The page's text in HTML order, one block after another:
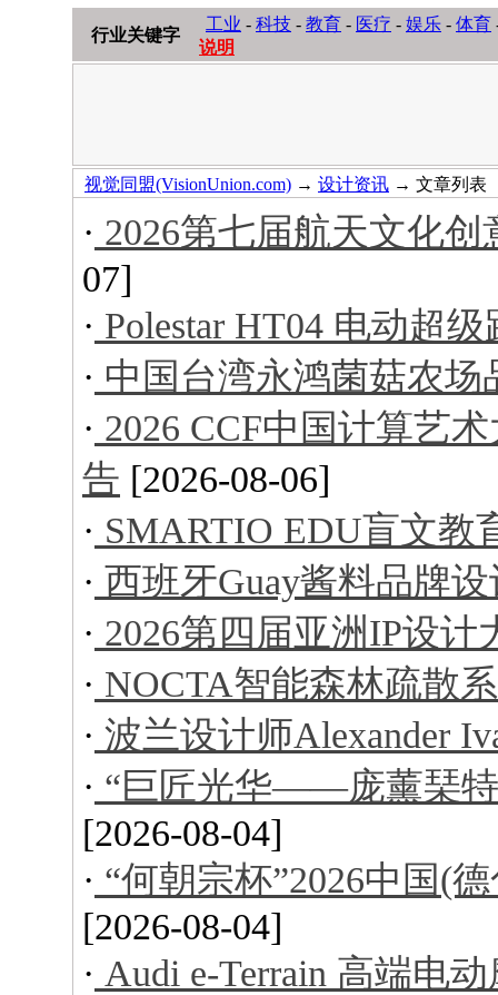
行业关键字
工业 - 科技 - 教育 - 医疗 - 娱乐 - 体育
说明
视觉同盟(VisionUnion.com) → 设计资讯 → 文章列表
· 2026第七届航天文化
07]
· Polestar HT04 电动超级
· 中国台湾永鸿菌菇农场
· 2026 CCF中国计算艺
告 [2026-08-06]
· SMARTIO EDU盲文教
· 西班牙Guay酱料品牌设
· 2026第四届亚洲IP设计
· NOCTA智能森林疏散
· 波兰设计师Alexander
· “巨匠光华——庞薰琹特
[2026-08-04]
· “何朝宗杯”2026中国(
[2026-08-04]
· Audi e-Terrain 高端电